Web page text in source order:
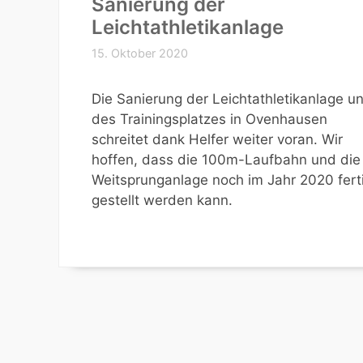
Leichtathletikanlage
15. Oktober 2020
Die Sanierung der Leichtathletikanlage
des Trainingsplatzes in Ovenhausen
schreitet dank Helfer weiter voran. Wir
hoffen, dass die 100m-Laufbahn und die
Weitsprunganlage noch im Jahr 2020
gestellt werden kann.